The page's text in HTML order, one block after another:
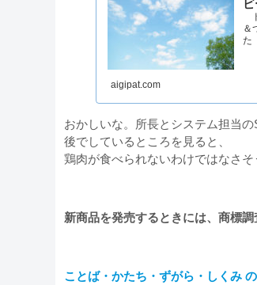
＆
た
aigipat.com
おかしいな。所長とシステム担当
後でしているところを見ると、
鶏肉が食べられないわけではなさ
新商品を発売するときには、商標調
ことば・かたち・ずがら・しくみ